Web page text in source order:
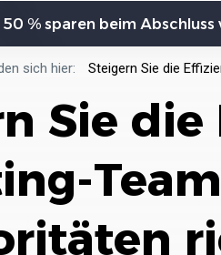
Aufträge verwalten
Bestellungen
Überischtlichen Projekten
Alle Funktionen
Organisiere deine Aufträge in
Überischtlichen Projekten
Trockenbauer
Magazin
Bei uns findest du spannendes
vieles mehr ...
Lexikon
Bei uns im Lexikon findest du zu allen
Roadmap & Ideen
Eine klare Roadmap ist der Schlüssel,
innovative Ideen...
% sparen beim
sich hier: Steigern Sie die
Sie